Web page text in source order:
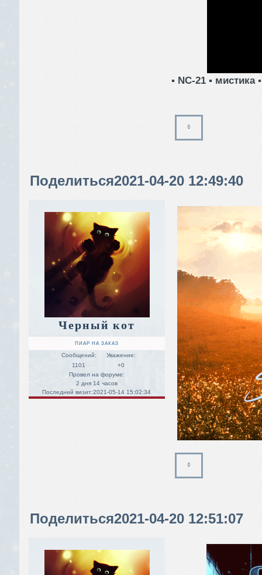
▪ NC-21 ▪
0
Поделиться2021-04-20 12:49:40
Черный кот
ПИАР НА ЗАКАЗ
Сообщений:
1101
Уважение:
+0
Провел на форуме:
2 дня 14 часов
Последний визит:2021-05-14 15:02:34
0
Поделиться2021-04-20 12:51:07